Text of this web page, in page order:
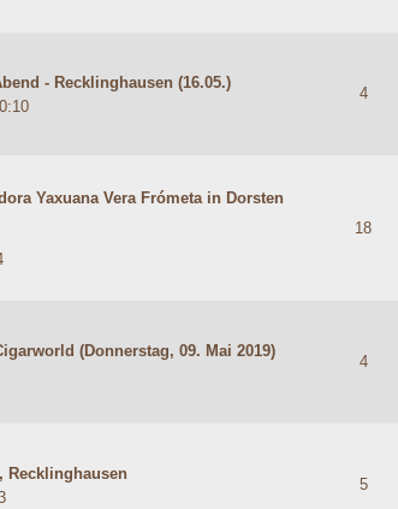
- Recklinghausen (16.05.)
4
Yaxuana Vera Frómeta in Dorsten
18
(Donnerstag, 09. Mai 2019)
4
Recklinghausen
5
durchschnittlich